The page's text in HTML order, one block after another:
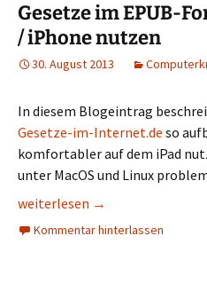
Gesetze im EPUB-
/ iPhone nutzen
30. August 2013
In diesem Blogeintrag
Gesetze-im-Internet.de so
komfortabler auf dem iPad
unter MacOS und Linux
Gesetze im EPUB-Format auf
weiterlesen →
Kommentar hinterlassen